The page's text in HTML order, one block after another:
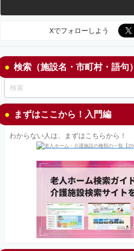
Xでフォローしよう
検索（施設名・市町村・語句）
まずはここから！入門編
わからない人は、まずはこちらから！